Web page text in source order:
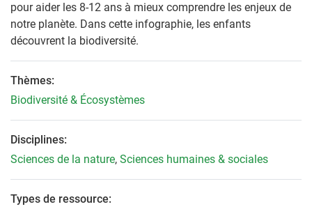
pour aider les 8-12 ans à mieux comprendre les enjeux de
notre planète. Dans cette infographie, les enfants
découvrent la biodiversité.
Thèmes:
Biodiversité & Écosystèmes
Disciplines:
Sciences de la nature, Sciences humaines & sociales
Types de ressource: